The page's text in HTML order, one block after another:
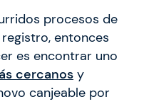
procesos de
entonces
es encontrar uno
cercanos y
canjeable por